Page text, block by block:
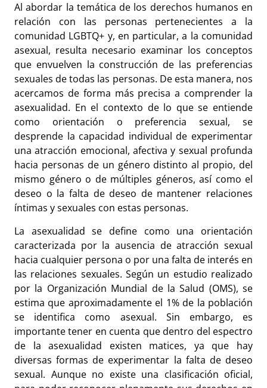
Al abordar la temática de los derechos humanos en
relación con las personas pertenecientes a la
comunidad LGBTQ+ y, en particular, a la comunidad
asexual, resulta necesario examinar los conceptos
que envuelven la construcción de las preferencias
sexuales de todas las personas. De esta manera, nos
acercamos de forma más precisa a comprender la
asexualidad. En el contexto de lo que se entiende
como orientación o preferencia sexual, se
desprende la capacidad individual de experimentar
una atracción emocional, afectiva y sexual profunda
hacia personas de un género distinto al propio, del
mismo género o de múltiples géneros, así como el
deseo o la falta de deseo de mantener relaciones
íntimas y sexuales con estas personas.
La asexualidad se define como una orientación
caracterizada por la ausencia de atracción sexual
hacia cualquier persona o por una falta de interés en
las relaciones sexuales. Según un estudio realizado
por la Organización Mundial de la Salud (OMS), se
estima que aproximadamente el 1% de la población
se identifica como asexual. Sin embargo, es
importante tener en cuenta que dentro del espectro
de la asexualidad existen matices, ya que hay
diversas formas de experimentar la falta de deseo
sexual. Aunque no existe una clasificación oficial,